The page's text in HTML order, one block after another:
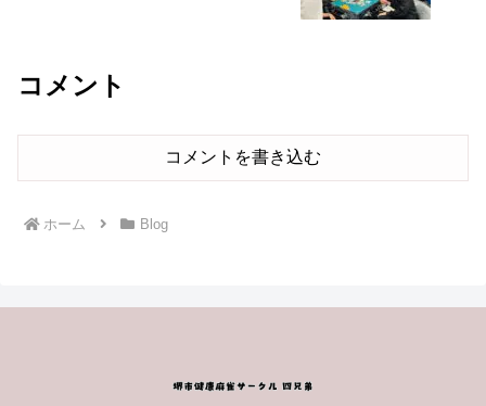
コメント
コメントを書き込む
ホーム Blog